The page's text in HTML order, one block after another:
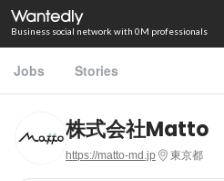
Business social network with 0M professionals
Jobs Stories
株式会社Matto
https://matto-md.jp 東京都